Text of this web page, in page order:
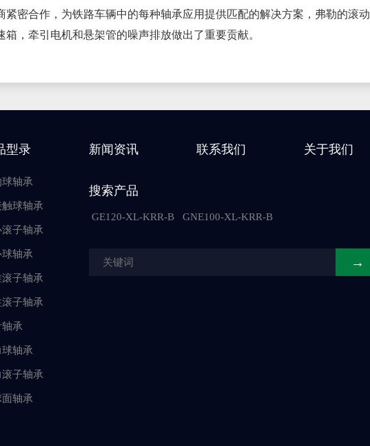
紧密合作，为铁路车辆中的每种轴承应用提供匹配的解决方案，弗勒的滚
箱，牵引电机和悬架管的噪声排放做出了重要贡献。
型录
轴承
球轴承
子轴承
轴承
滚子轴承
滚子轴承
承
轴承
子轴承
轴承
新闻资讯 联系我们 关于我们
搜索产品
GE120-XL-KRR-B GNE100-XL-KRR-B